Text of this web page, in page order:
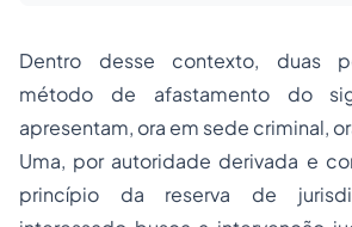
Dentro desse contexto, duas
método de afastamento do
apresentam, ora em sede criminal,
Uma, por autoridade derivada e
princípio da reserva de